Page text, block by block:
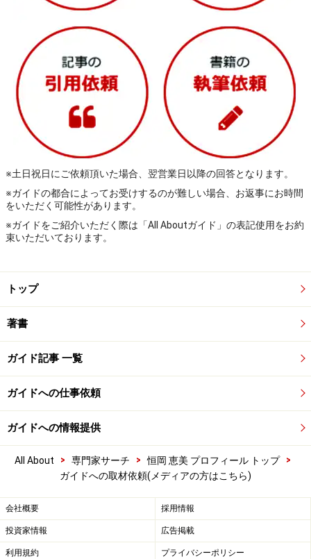
※土日祝日にご依頼頂いた場合、翌営業日以降の回答となります。
※ガイドの都合によってお受けするのが難しい場合、お返事にお時間
をいただく可能性があります。
※ガイドをご紹介いただく際は「All Aboutガイド」の表記使用をお約
束いただいております。
トップ
著書
ガイド記事 一覧
ガイドへの仕事依頼
ガイドへの情報提供
All About > 専門家サーチ > 恒岡 恵美 プロフィール トップ
>
ガイドへの取材依頼(メディアの方はこちら)
会社概要 採用情報
投資家情報 広告掲載
利用規約 プライバシーポリシー